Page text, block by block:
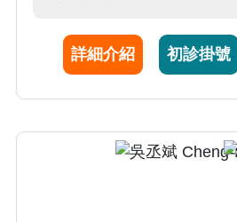
炎 。台灣 C 型肝炎約佔人
特別被關注。
詳細介紹 初診掛號